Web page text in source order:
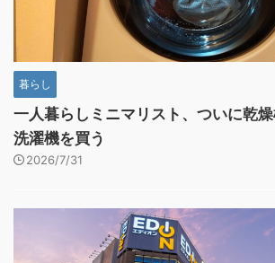
暮らし
一人暮らしミニマリスト、ついに乾
洗濯機を買う
2026/7/31